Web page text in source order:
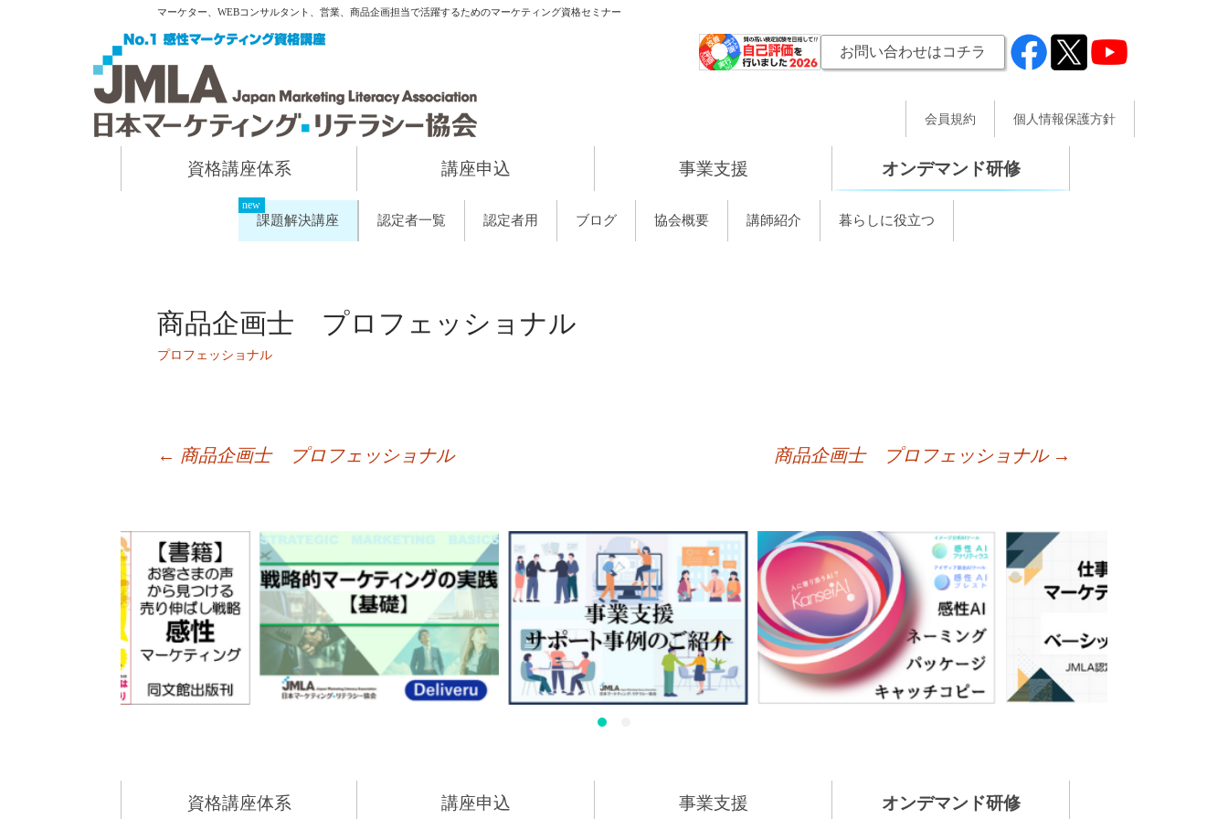
マーケター、WEBコンサルタント、営業、商品企画担当で活躍するためのマーケティング資格セミナー
お問い合わせはコチラ
会員規約 個人情報保護方針
資格講座体系 講座申込 事業支援 オンデマンド研修
課題解決講座 認定者一覧 認定者用 ブログ 協会概要 講師紹介 暮らしに役立つ
商品企画士 プロフェッショナル
プロフェッショナル
← 商品企画士 プロフェッショナル 商品企画士 プロフェッショナル →
資格講座体系 講座申込 事業支援 オンデマンド研修